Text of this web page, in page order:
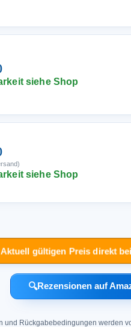
siehe Shop
siehe Shop
gültigen Preis direkt
🔍Rezensionen auf
und Rückgabebedingungen werden